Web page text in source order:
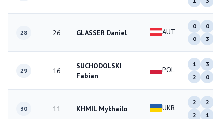
28 26 GLASSER Daniel AUT
0
0
0
3
29 16
SUCHODOLSKI
Fabian
POL
1
3
2
0
30 11 KHMIL Mykhailo UKR
2
2
2
1